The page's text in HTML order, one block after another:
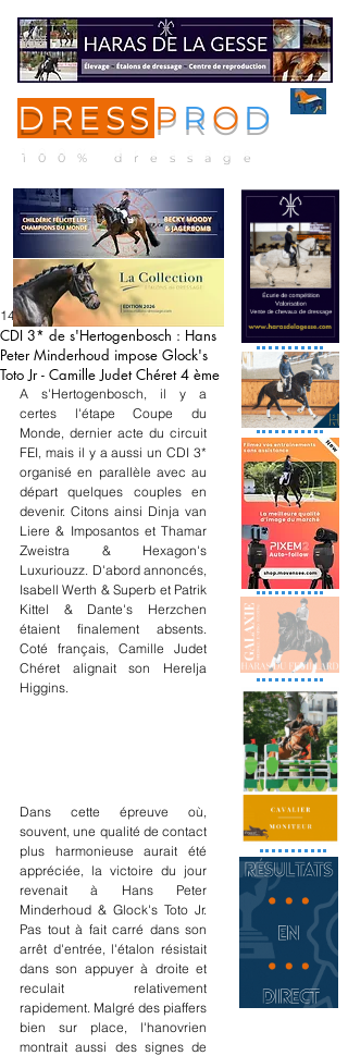
DRESS P R O D
100% dressage
CDI 3* de s'Hertogenbosch : Hans
Peter Minderhoud impose Glock's
Toto Jr - Camille Judet Chéret 4 ème
14 mars 2025
A s'Hertogenbosch, il y a
certes l'étape Coupe du
Monde, dernier acte du circuit
FEI, mais il y a aussi un CDI 3*
organisé en parallèle avec au
départ quelques couples en
devenir. Citons ainsi Dinja van
Liere & Imposantos et Thamar
Zweistra & Hexagon's
Luxuriouzz. D'abord annoncés,
Isabell Werth & Superb et Patrik
Kittel & Dante's Herzchen
étaient finalement absents.
Coté français, Camille Judet
Chéret alignait son Herelja
Higgins.
Dans cette épreuve où,
souvent, une qualité de contact
plus harmonieuse aurait été
appréciée, la victoire du jour
revenait à Hans Peter
Minderhoud & Glock's Toto Jr.
Pas tout à fait carré dans son
arrêt d'entrée, l'étalon résistait
dans son appuyer à droite et
reculait relativement
rapidement. Malgré des piaffers
bien sur place, l'hanovrien
montrait aussi des signes de